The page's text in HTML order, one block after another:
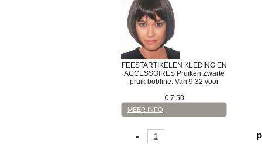
FEESTARTIKELEN KLEDING EN
ACCESSOIRES Pruiken Zwarte
pruik bobline. Van 9,32 voor
€ 7,50
MEER INFO
1